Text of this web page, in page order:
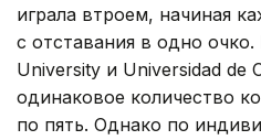
играла втроем, начиная
с отставания в одно очко.
University и Universidad de
одинаковое количество
по пять. Однако по